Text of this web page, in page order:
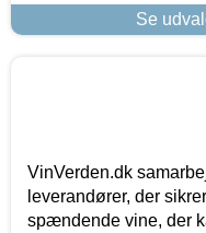
Se
VinVerden.dk
leverandører, der
spændende vine, der